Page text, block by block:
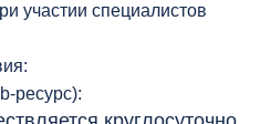
участии специалистов
ресурс):